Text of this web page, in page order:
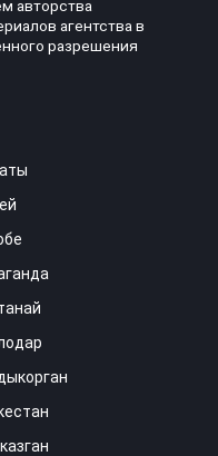
авторства
агентства в
разрешения